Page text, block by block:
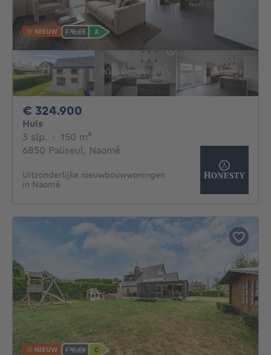
NIEUW
€ 324.900
Huis
3 slp. 3 slaapkamers
· 150 m²
6850 Paliseul, Naomé
Uitzonderlijke nieuwbouwwoningen
in Naomé
NIEUW